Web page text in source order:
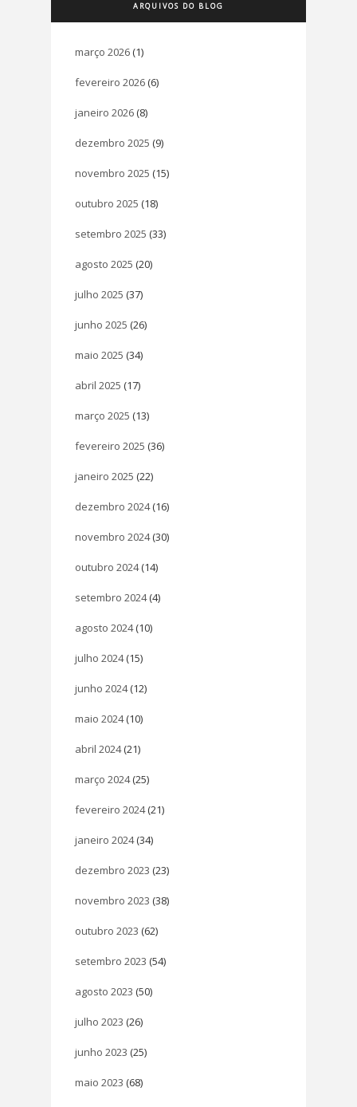
ARQUIVOS DO BLOG
março 2026 (1)
fevereiro 2026 (6)
janeiro 2026 (8)
dezembro 2025 (9)
novembro 2025 (15)
outubro 2025 (18)
setembro 2025 (33)
agosto 2025 (20)
julho 2025 (37)
junho 2025 (26)
maio 2025 (34)
abril 2025 (17)
março 2025 (13)
fevereiro 2025 (36)
janeiro 2025 (22)
dezembro 2024(16)
novembro 2024(30)
outubro 2024(14)
setembro 2024(4)
agosto 2024(10)
julho 2024(15)
junho 2024(12)
maio 2024(10)
abril 2024(21)
março 2024(25)
fevereiro 2024(21)
janeiro 2024(34)
dezembro 2023 (23)
novembro 2023 (38)
outubro 2023 (62)
setembro 2023 (54)
agosto 2023 (50)
julho 2023 (26)
junho 2023 (25)
maio 2023 (68)